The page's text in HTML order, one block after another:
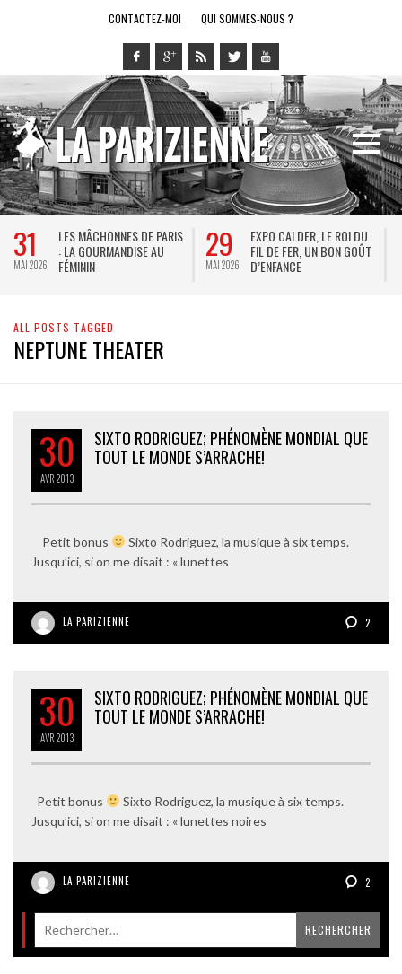
CONTACTEZ-MOI QUI SOMMES-NOUS ?
31
MAI 2026
LES MÂCHONNES DE PARIS
: LA GOURMANDISE AU
FÉMININ
29
MAI 2026
EXPO CALDER, LE ROI DU
FIL DE FER, UN BON GOÛT
D’ENFANCE
ALL POSTS TAGGED
NEPTUNE THEATER
30
AVR2013
SIXTO RODRIGUEZ; PHÉNOMÈNE MONDIAL QUE
TOUT LE MONDE S’ARRACHE!
Petit bonus
Sixto Rodriguez, la musique à six temps.
Jusqu’ici, si on me disait : « lunettes
LA PARIZIENNE 2
30
AVR2013
SIXTO RODRIGUEZ; PHÉNOMÈNE MONDIAL QUE
TOUT LE MONDE S’ARRACHE!
Petit bonus
Sixto Rodriguez, la musique à six temps.
Jusqu’ici, si on me disait : « lunettes noires
LA PARIZIENNE 2